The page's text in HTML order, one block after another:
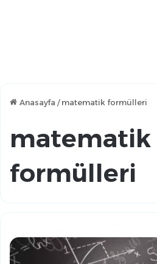
Anasayfa / matematik formülleri
matematik
formülleri